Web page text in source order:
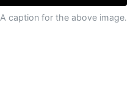
A caption for the above image.